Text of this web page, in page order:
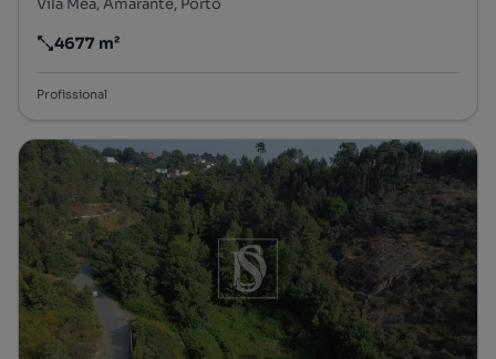
Vila Meã, Amarante, Porto
Preço por metro quadrado
4677 m²
Profissional